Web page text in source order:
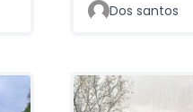
Dos santos